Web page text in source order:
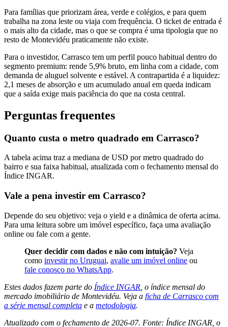
Para famílias que priorizam área, verde e colégios, e para quem
trabalha na zona leste ou viaja com frequência. O ticket de entrada é
o mais alto da cidade, mas o que se compra é uma tipologia que no
resto de Montevidéu praticamente não existe.
Para o investidor, Carrasco tem um perfil pouco habitual dentro do
segmento premium: rende 5,9% bruto, em linha com a cidade, com
demanda de aluguel solvente e estável. A contrapartida é a liquidez:
2,1 meses de absorção e um acumulado anual em queda indicam
que a saída exige mais paciência do que na costa central.
Perguntas frequentes
Quanto custa o metro quadrado em Carrasco?
A tabela acima traz a mediana de USD por metro quadrado do
bairro e sua faixa habitual, atualizada com o fechamento mensal do
Índice INGAR.
Vale a pena investir em Carrasco?
Depende do seu objetivo: veja o yield e a dinâmica de oferta acima.
Para uma leitura sobre um imóvel específico, faça uma avaliação
online ou fale com a gente.
Quer decidir com dados e não com intuição? Veja
como investir no Uruguai, avalie um imóvel online ou
fale conosco no WhatsApp.
Estes dados fazem parte do Índice INGAR , o índice mensal do
mercado imobiliário de Montevidéu. Veja a ficha de Carrasco com
a série mensal completa e a metodologia.
Atualizado com o fechamento de 2026-07. Fonte: Índice INGAR, o